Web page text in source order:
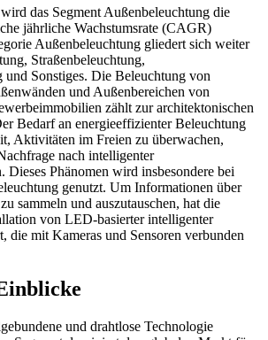
das Segment Außenbeleuchtung die
jährliche Wachstumsrate (CAGR)
Außenbeleuchtung gliedert sich weiter
Straßenbeleuchtung,
und Sonstiges. Die Beleuchtung von
und Außenbereichen von
zählt zur architektonischen
Bedarf an energieeffizienter Beleuchtung
Aktivitäten im Freien zu überwachen,
nach intelligenter
Dieses Phänomen wird insbesondere bei
genutzt. Um Informationen über
sammeln und auszutauschen, hat die
von LED-basierter intelligenter
die mit Kameras und Sensoren verbunden
und drahtlose Technologie